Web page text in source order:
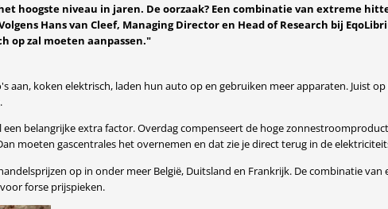
hoogste niveau in jaren. De oorzaak? Een combinatie van extreme
Hans van Cleef, Managing Director en Head of Research bij
op zal moeten aanpassen."
koken elektrisch, laden hun auto op en gebruiken meer apparaten. Juist
belangrijke extra factor. Overdag compenseert de hoge
moeten gascentrales het overnemen en dat zie je direct terug in de
op in onder meer België, Duitsland en Frankrijk. De combinatie van
forse prijspieken.